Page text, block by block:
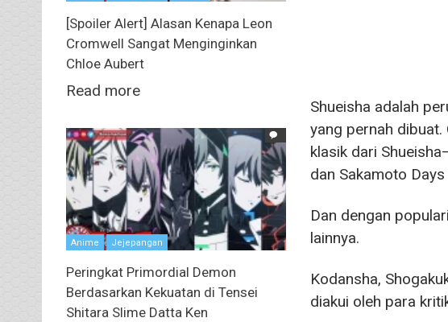
Shueisha adalah
yang pernah dibuat.
klasik dari
dan Sakamoto
Dan dengan
lainnya.
Kodansha,
diakui oleh para
[Spoiler Alert] Alasan Kenapa Leon
Cromwell Sangat Menginginkan
Chloe Aubert
Read more
Anime Jejepangan
Peringkat Primordial Demon
Berdasarkan Kekuatan di Tensei
Shitara Slime Datta Ken